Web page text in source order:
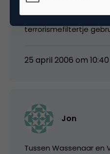
ter Heide eindelijk in
vliegveld Soesterberg
terrorismefiltertje
25 april 2006 om 10:40
Jon
Tussen Wassenaar en